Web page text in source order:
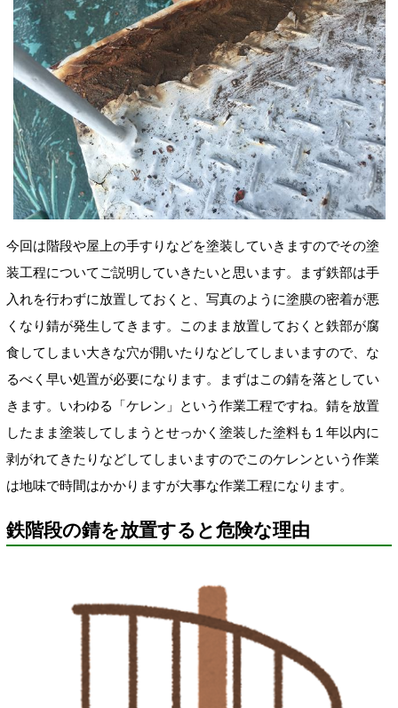
今回は階段や屋上の手すりなどを塗装していきますのでその塗
装工程についてご説明していきたいと思います。まず鉄部は手
入れを行わずに放置しておくと、写真のように塗膜の密着が悪
くなり錆が発生してきます。このまま放置しておくと鉄部が腐
食してしまい大きな穴が開いたりなどしてしまいますので、な
るべく早い処置が必要になります。まずはこの錆を落としてい
きます。いわゆる「ケレン」という作業工程ですね。錆を放置
したまま塗装してしまうとせっかく塗装した塗料も１年以内に
剥がれてきたりなどしてしまいますのでこのケレンという作業
は地味で時間はかかりますが大事な作業工程になります。
鉄階段の錆を放置すると危険な理由